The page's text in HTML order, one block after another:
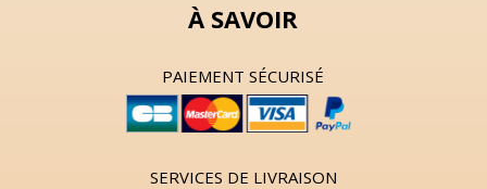
À SAVOIR
PAIEMENT SÉCURISÉ
SERVICES DE LIVRAISON